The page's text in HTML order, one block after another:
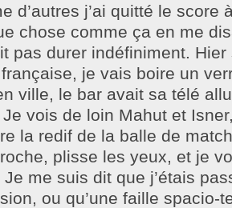
d’autres j’ai quitté le score
chose comme ça en me
pas durer indéfiniment.
je vais boire un
ville, le bar avait sa télé
Je vois de loin Mahut et
la redif de la balle de
plisse les yeux, et je
Je me suis dit que j’étais
ou qu’une faille spacio-